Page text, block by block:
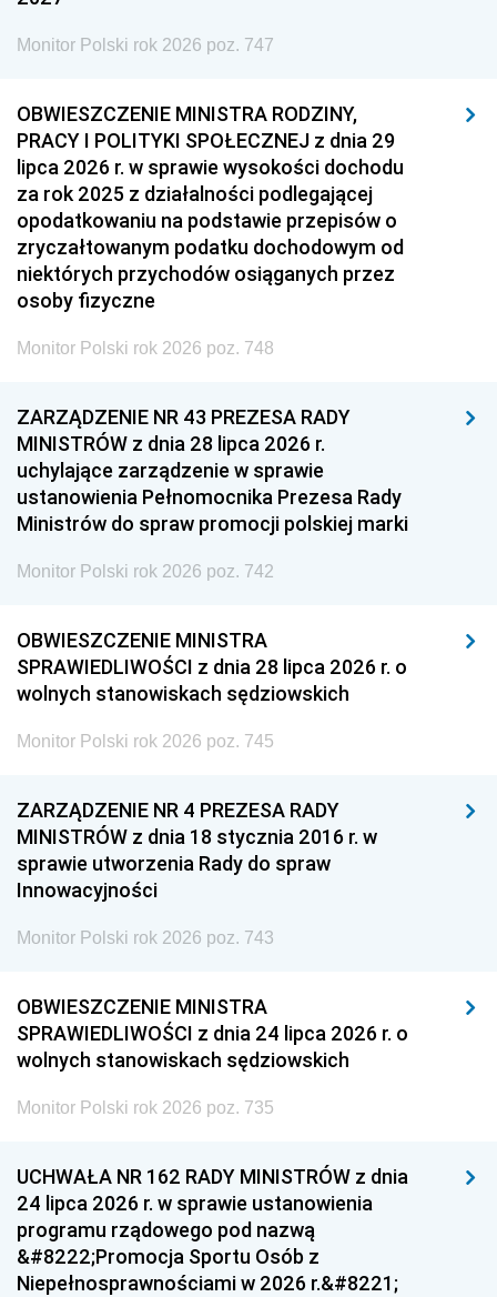
Monitor Polski rok 2026 poz. 747
OBWIESZCZENIE MINISTRA RODZINY,
PRACY I POLITYKI SPOŁECZNEJ z dnia 29
lipca 2026 r. w sprawie wysokości dochodu
za rok 2025 z działalności podlegającej
opodatkowaniu na podstawie przepisów o
zryczałtowanym podatku dochodowym od
niektórych przychodów osiąganych przez
osoby fizyczne
Monitor Polski rok 2026 poz. 748
ZARZĄDZENIE NR 43 PREZESA RADY
MINISTRÓW z dnia 28 lipca 2026 r.
uchylające zarządzenie w sprawie
ustanowienia Pełnomocnika Prezesa Rady
Ministrów do spraw promocji polskiej marki
Monitor Polski rok 2026 poz. 742
OBWIESZCZENIE MINISTRA
SPRAWIEDLIWOŚCI z dnia 28 lipca 2026 r. o
wolnych stanowiskach sędziowskich
Monitor Polski rok 2026 poz. 745
ZARZĄDZENIE NR 4 PREZESA RADY
MINISTRÓW z dnia 18 stycznia 2016 r. w
sprawie utworzenia Rady do spraw
Innowacyjności
Monitor Polski rok 2026 poz. 743
OBWIESZCZENIE MINISTRA
SPRAWIEDLIWOŚCI z dnia 24 lipca 2026 r. o
wolnych stanowiskach sędziowskich
Monitor Polski rok 2026 poz. 735
UCHWAŁA NR 162 RADY MINISTRÓW z dnia
24 lipca 2026 r. w sprawie ustanowienia
programu rządowego pod nazwą
&#8222;Promocja Sportu Osób z
Niepełnosprawnościami w 2026 r.&#8221;